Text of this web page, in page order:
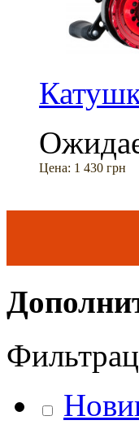
Цена: 1 430 грн